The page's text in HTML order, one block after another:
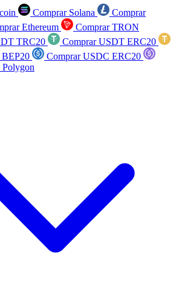
Comprar Solana
Comprar
Ethereum
Comprar TRON
TRC20
Comprar USDT ERC20
Comprar USDC ERC20